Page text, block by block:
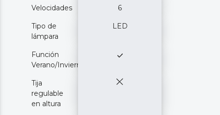
Velocidades 6
Tipo de
lámpara
LED
Función
Verano/Invierno
Tija
regulable
en altura